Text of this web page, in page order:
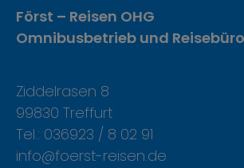
Först – Reisen OHG
Omnibusbetrieb und Reisebüro
Ziddelrasen 8
99830 Treffurt
Tel.: 036923 / 8 02 91
info@foerst-reisen.de